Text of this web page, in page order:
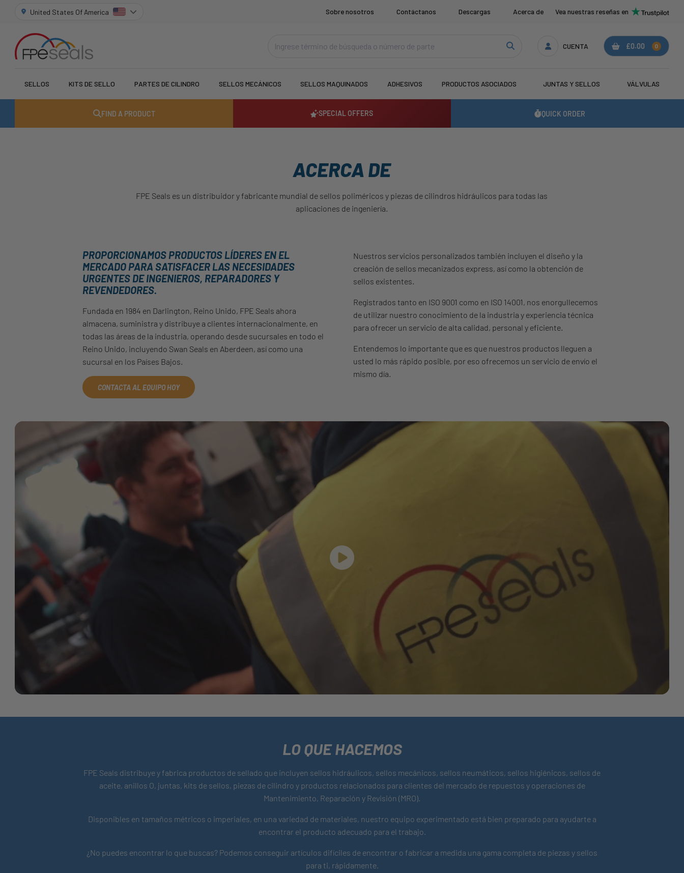
United States Of America Sobre nosotros Contáctanos Descargas Acerca de Vea nuestras reseñas en
CUENTA £0.00 0
SELLOS KITS DE SELLO PARTES DE CILINDRO SELLOS MECÁNICOS SELLOS MAQUINADOS ADHESIVOS PRODUCTOS ASOCIADOS JUNTAS Y SELLOS VÁLVULAS
FIND A PRODUCT SPECIAL OFFERS QUICK ORDER
ACERCA DE
FPE Seals es un distribuidor y fabricante mundial de sellos poliméricos y piezas de cilindros hidráulicos para todas las
aplicaciones de ingeniería.
PROPORCIONAMOS PRODUCTOS LÍDERES EN EL
MERCADO PARA SATISFACER LAS NECESIDADES
URGENTES DE INGENIEROS, REPARADORES Y
REVENDEDORES.
Fundada en 1984 en Darlington, Reino Unido, FPE Seals ahora
almacena, suministra y distribuye a clientes internacionalmente, en
todas las áreas de la industria, operando desde sucursales en todo el
Reino Unido, incluyendo Swan Seals en Aberdeen, así como una
sucursal en los Países Bajos.
CONTACTA AL EQUIPO HOY
Nuestros servicios personalizados también incluyen el diseño y la
creación de sellos mecanizados express, así como la obtención de
sellos existentes.
Registrados tanto en ISO 9001 como en ISO 14001, nos enorgullecemos
de utilizar nuestro conocimiento de la industria y experiencia técnica
para ofrecer un servicio de alta calidad, personal y eficiente.
Entendemos lo importante que es que nuestros productos lleguen a
usted lo más rápido posible, por eso ofrecemos un servicio de envío el
mismo día.
LO QUE HACEMOS
FPE Seals distribuye y fabrica productos de sellado que incluyen sellos hidráulicos, sellos mecánicos, sellos neumáticos, sellos higiénicos, sellos de
aceite, anillos O, juntas, kits de sellos, piezas de cilindro y productos relacionados para clientes del mercado de repuestos y operaciones de
Mantenimiento, Reparación y Revisión (MRO).
Disponibles en tamaños métricos o imperiales, en una variedad de materiales, nuestro equipo experimentado está bien preparado para ayudarte a
encontrar el producto adecuado para el trabajo.
¿No puedes encontrar lo que buscas? Podemos conseguir artículos difíciles de encontrar o fabricar a medida una gama completa de piezas y sellos
para ti, rápidamente.